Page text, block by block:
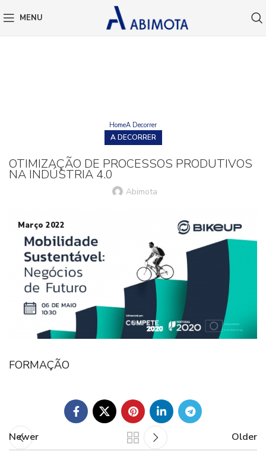
MENU
HomeA Decorrer
A DECORRER
OTIMIZAÇÃO DE PROCESSOS PRODUTIVOS
NA INDÚSTRIA 4.0
Abimota
Março 2022
FORMAÇÃO
Newer Older